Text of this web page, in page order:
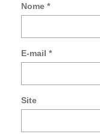
Nome *
E-mail *
Site